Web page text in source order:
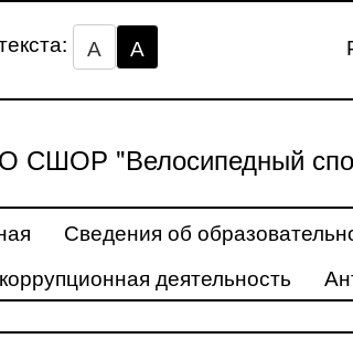
А А
СШОР "Велосипедный
Сведения об
деятельность